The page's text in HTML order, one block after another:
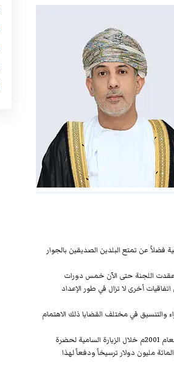
فضلاً عن تمتع البلدين الصديقين بالجوار
عقدت اللجنة حتى الآن خمس دورات
أخرى لا تزال في طور الإعداد
والتنسيق في مختلف القضايا ذلك الاهتمام
وفيما يتعلق بالتعاون الاقتصادي والاستثماري جاء تأسيس الشركة العمانية الباكستانية للاستثمار (POIC) في العام 2001م خلال الزيارة السامية لحضرة
مليون دولار ترسيخاً ودفعاً لهذا